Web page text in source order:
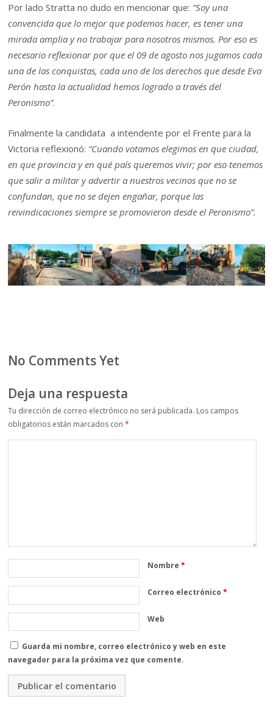
Por lado Stratta no dudo en mencionar que: “Soy una
convencida que lo mejor que podemos hacer, es tener una
mirada amplia y no trabajar para nosotros mismos. Por eso es
necesario reflexionar por que el 09 de agosto nos jugamos cada
una de las conquistas, cada uno de los derechos que desde Eva
Perón hasta la actualidad hemos logrado a través del
Peronismo”.
Finalmente la candidata a intendente por el Frente para la
Victoria reflexionó: “Cuando votamos elegimos en que ciudad,
en que provincia y en qué país queremos vivir; por eso tenemos
que salir a militar y advertir a nuestros vecinos que no se
confundan, que no se dejen engañar, porque las
reivindicaciones siempre se promovieron desde el Peronismo”.
No Comments Yet
Deja una respuesta
Tu dirección de correo electrónico no será publicada. Los campos
obligatorios están marcados con*
Nombre*
Correo electrónico*
Web
Guarda mi nombre, correo electrónico y web en este
navegador para la próxima vez que comente.